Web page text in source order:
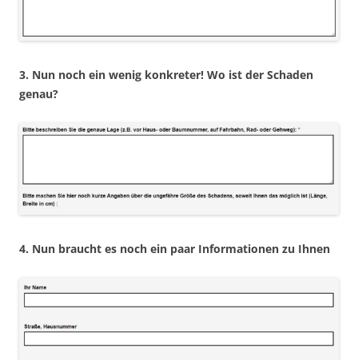
3. Nun noch ein wenig konkreter! Wo ist der Schaden
genau?
4. Nun braucht es noch ein paar Informationen zu Ihnen